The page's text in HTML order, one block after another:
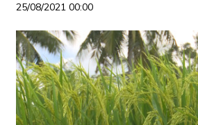
25/08/2021 00:00